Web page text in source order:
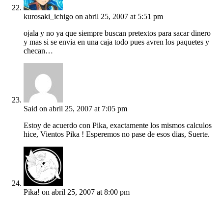
kurosaki_ichigo on abril 25, 2007 at 5:51 pm
ojala y no ya que siempre buscan pretextos para sacar dinero
y mas si se envia en una caja todo pues avren los paquetes y
checan…
Said on abril 25, 2007 at 7:05 pm
Estoy de acuerdo con Pika, exactamente los mismos calculos
hice, Vientos Pika ! Esperemos no pase de esos dias, Suerte.
Pika! on abril 25, 2007 at 8:00 pm